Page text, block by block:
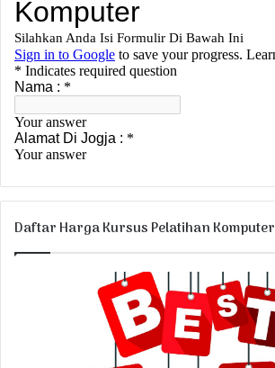
Daftar Harga Kursus Pelatihan Komputer